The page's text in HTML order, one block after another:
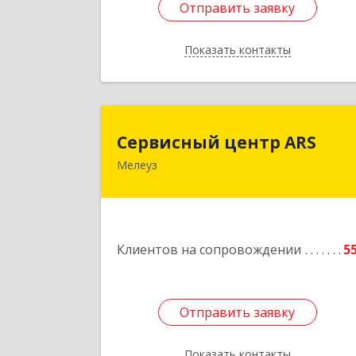
Отправить заявку
Показать контакты
Отправить заявку
Назад
Сервисный центр ARS
Мелеуз
Клиентов на сопровождении
Отправить заявку
Сервисный центр ARS
Отправить заявку